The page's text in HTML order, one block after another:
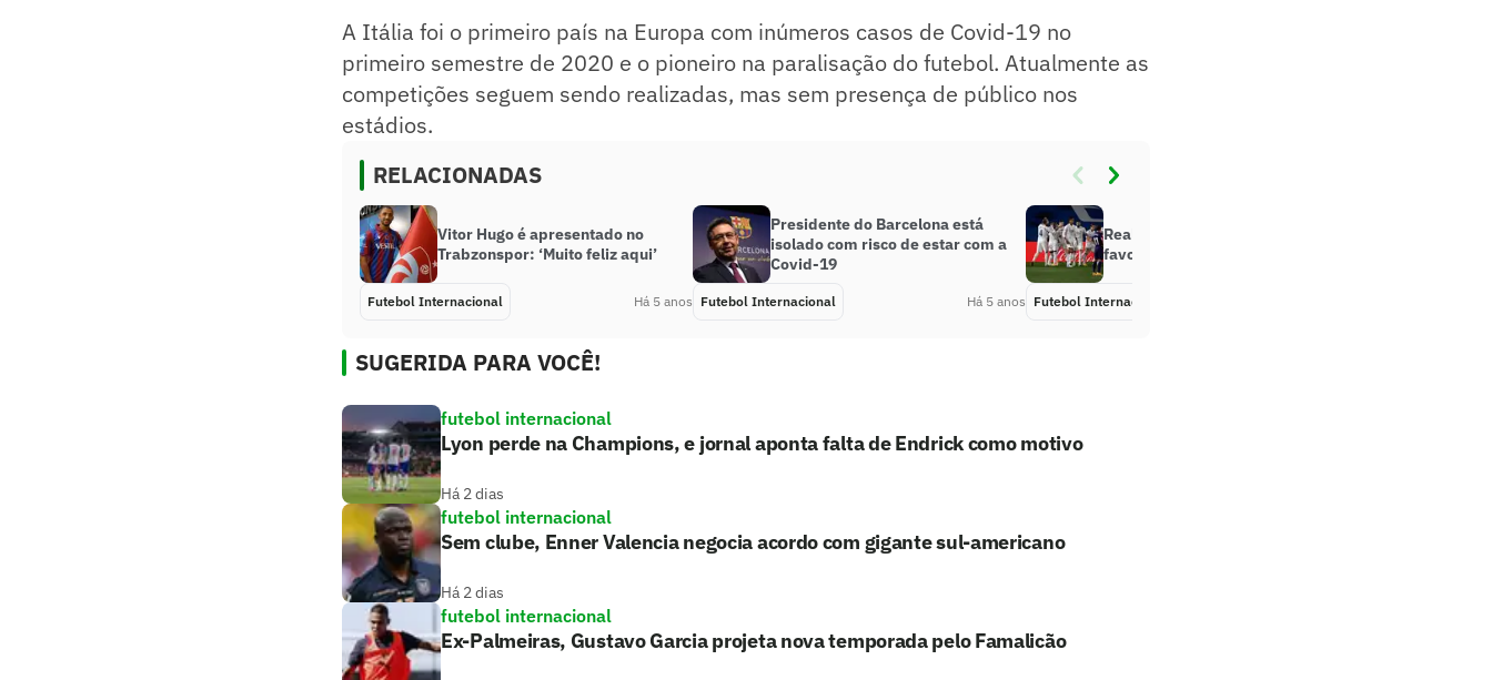
A Itália foi o primeiro país na Europa com inúmeros casos de Covid-19 no
primeiro semestre de 2020 e o pioneiro na paralisação do futebol. Atualmente as
competições seguem sendo realizadas, mas sem presença de público nos
estádios.
RELACIONADAS
Vitor Hugo é apresentado no
Trabzonspor: ‘Muito feliz aqui’
Futebol Internacional Há 5 anos
Presidente do Barcelona está
isolado com risco de estar com a
Covid-19
Futebol Internacional Há 5 anos
Real Madrid quer fazer valer
favoritismo contra o Shakhtar
Futebol Internacional
SUGERIDA PARA VOCÊ!
futebol internacional
Lyon perde na Champions, e jornal aponta falta de Endrick como motivo
Há 2 dias
futebol internacional
Sem clube, Enner Valencia negocia acordo com gigante sul-americano
Há 2 dias
futebol internacional
Ex-Palmeiras, Gustavo Garcia projeta nova temporada pelo Famalicão